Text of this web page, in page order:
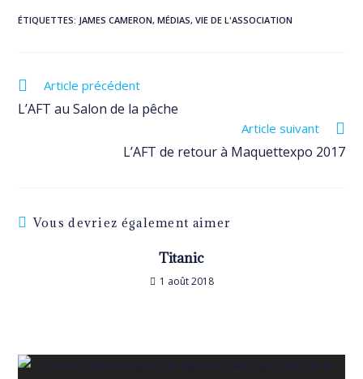
ÉTIQUETTES: JAMES CAMERON, MÉDIAS, VIE DE L'ASSOCIATION
Read
articles
Article précédent
L’AFT au Salon de la pêche
Article suivant
L’AFT de retour à Maquettexpo 2017
Vous devriez également aimer
Titanic
1 août 2018